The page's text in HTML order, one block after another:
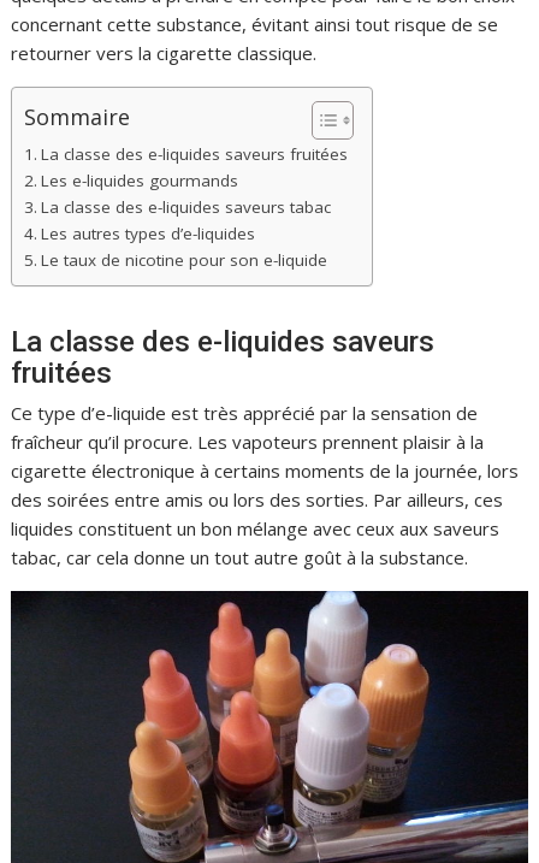
concernant cette substance, évitant ainsi tout risque de se
retourner vers la cigarette classique.
Sommaire
La classe des e-liquides saveurs fruitées
Les e-liquides gourmands
La classe des e-liquides saveurs tabac
Les autres types d’e-liquides
Le taux de nicotine pour son e-liquide
La classe des e-liquides saveurs
fruitées
Ce type d’e-liquide est très apprécié par la sensation de
fraîcheur qu’il procure. Les vapoteurs prennent plaisir à la
cigarette électronique à certains moments de la journée, lors
des soirées entre amis ou lors des sorties. Par ailleurs, ces
liquides constituent un bon mélange avec ceux aux saveurs
tabac, car cela donne un tout autre goût à la substance.